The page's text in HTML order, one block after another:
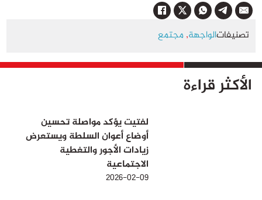
الأكثر قراءة
لفتيت يؤكد مواصلة تحسين
أوضاع أعوان السلطة ويستعرض
زيادات الأجور والتغطية
الاجتماعية
2026-02-09
الواجهة,مجتمع تصنيفات